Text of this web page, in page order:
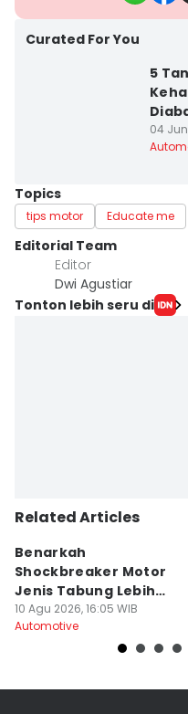
Curated For You
5
04
Topics
tips motor Educate me
Editorial Team
Editor
Dwi Agustiar
Tonton lebih seru di
Related Articles
Benarkah
Shockbreaker Motor
Jenis Tabung Lebih
Nyaman?
10 Agu 2026, 16:05 WIB
Automotive